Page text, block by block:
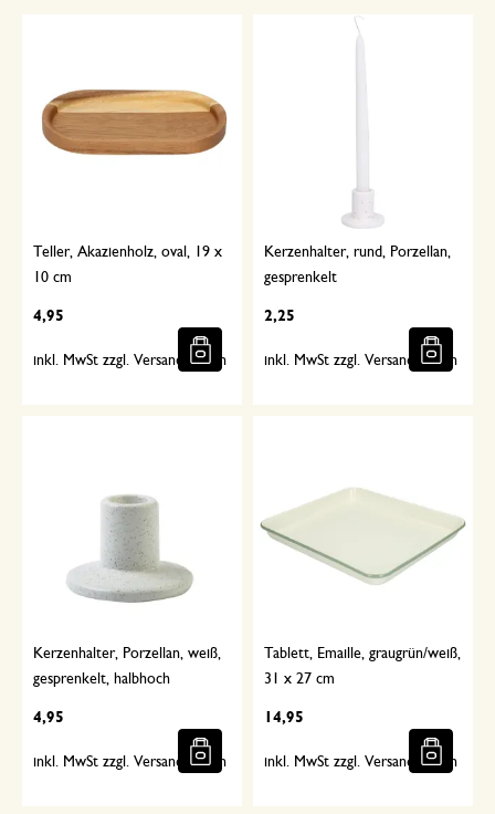
Teller, Akazienholz, oval, 19 x
10 cm
4,95
inkl. MwSt zzgl. Versandkosten
Kerzenhalter, rund, Porzellan,
gesprenkelt
2,25
inkl. MwSt zzgl. Versandkosten
Kerzenhalter, Porzellan, weiß,
gesprenkelt, halbhoch
4,95
inkl. MwSt zzgl. Versandkosten
Tablett, Emaille, graugrün/weiß,
31 x 27 cm
14,95
inkl. MwSt zzgl. Versandkosten